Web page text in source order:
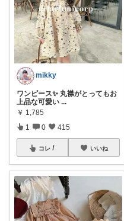
mikky
ワンピース✨ 丸襟がとってもお
上品な可愛い ...
￥ 1,785
1 0 415
コレ いいね